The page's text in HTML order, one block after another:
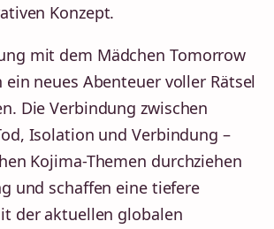
Konzept.
mit dem Mädchen Tomorrow
neues Abenteuer voller Rätsel
Die Verbindung zwischen
Isolation und Verbindung –
Kojima-Themen durchziehen
und schaffen eine tiefere
der aktuellen globalen